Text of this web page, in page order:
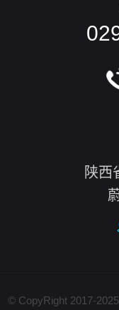
陕西
© CopyRight 2017-